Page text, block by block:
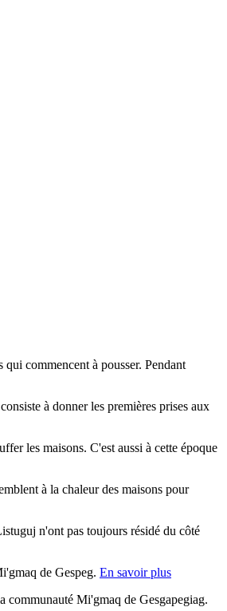
commencent à pousser. Pendant
à donner les premières prises aux
les maisons. C'est aussi à cette époque
à la chaleur des maisons pour
n'ont pas toujours résidé du côté
de Gespeg. En savoir plus
communauté Mi'gmaq de Gesgapegiag.